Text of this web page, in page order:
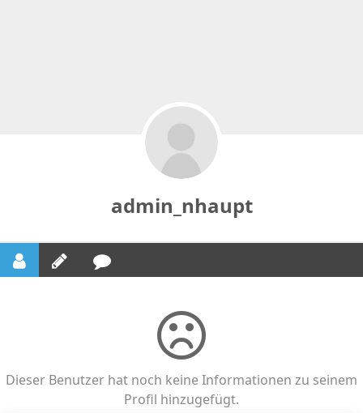
admin_nhaupt
Dieser Benutzer hat noch keine Informationen zu seinem
Profil hinzugefügt.